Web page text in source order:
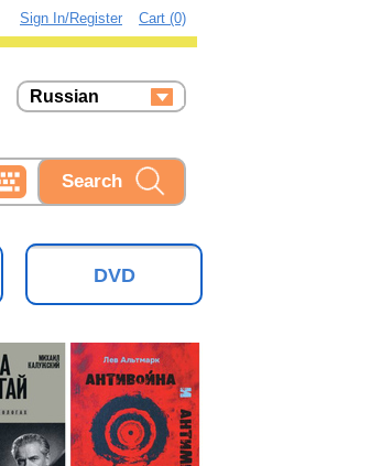
Cart (0)
Sign In/Register
Russian
Ukrainian
DVD